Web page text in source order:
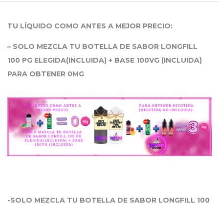
TU LÍQUIDO COMO ANTES A MEJOR PRECIO:
– SOLO MEZCLA TU BOTELLA DE SABOR LONGFILL
100 PG ELEGIDA(INCLUIDA) + BASE 100VG (INCLUIDA)
PARA OBTENER 0MG
-SOLO MEZCLA TU BOTELLA DE SABOR LONGFILL 100